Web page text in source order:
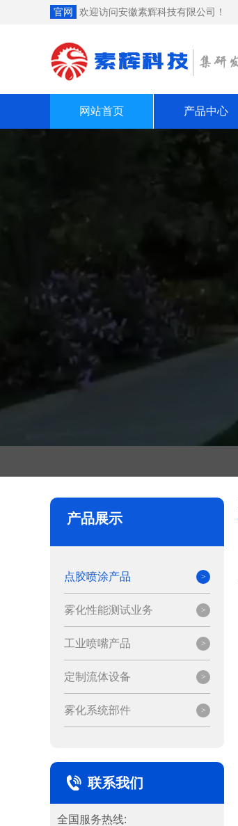
官网 欢迎访问安徽素辉科技有限公司！
网站首页 产品中心
产品展示
点胶喷涂产品
雾化性能测试业务
工业喷嘴产品
定制流体设备
雾化系统部件
联系我们
全国服务热线: